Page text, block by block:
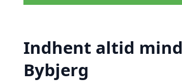
Indhent altid
Bybjerg